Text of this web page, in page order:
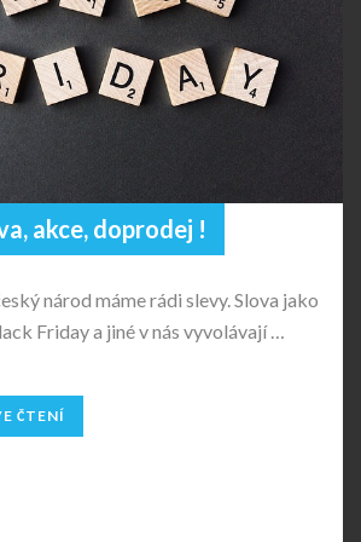
akce, doprodej !
národ máme rádi slevy. Slova jako
Friday a jiné v nás vyvolávají …
ČTENÍ